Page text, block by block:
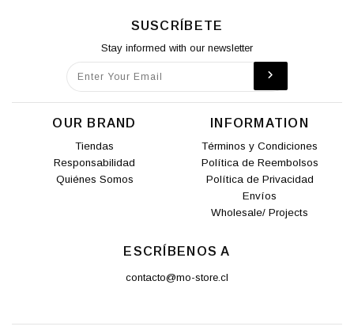
SUSCRÍBETE
Stay informed with our newsletter
OUR BRAND
Tiendas
Responsabilidad
Quiénes Somos
INFORMATION
Términos y Condiciones
Política de Reembolsos
Política de Privacidad
Envíos
Wholesale/ Projects
ESCRÍBENOS A
contacto@mo-store.cl